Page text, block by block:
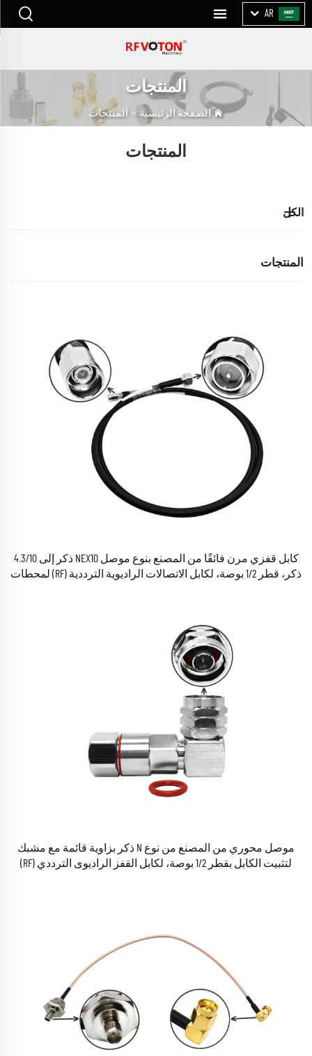
AR
المنتجات
الصفحة الرئيسية > المنتجات
المنتجات
الكل
المنتجات
كابل قفزي مرن فائقًا من المصنع بنوع موصل NEX10 ذكر إلى 4.3/10
ذكر، قطر 1/2 بوصة، لكابل الاتصالات الراديوية الترددية (RF) لمحطات
موصل محوري من المصنع من نوع N ذكر بزاوية قائمة مع مشبك
لتثبيت الكابل بقطر 1/2 بوصة، لكابل القفز الراديوى الترددي (RF)